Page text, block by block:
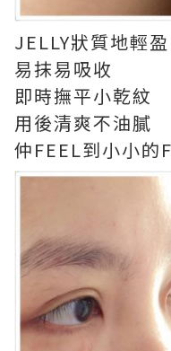
JELLY狀質地輕盈
易抹易吸收
即時撫平小乾紋
用後清爽不油膩
仲FEEL到小小的